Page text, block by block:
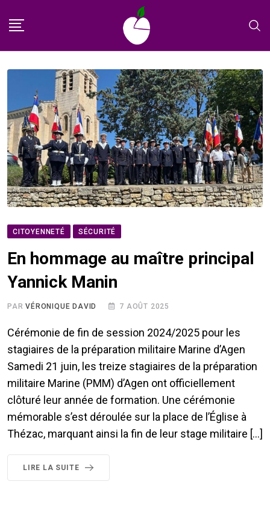
CITOYENNETÉ SÉCURITÉ
En hommage au maître principal
Yannick Manin
PARVÉRONIQUE DAVID 7 AOÛT 2025
Cérémonie de fin de session 2024/2025 pour les
stagiaires de la préparation militaire Marine d’Agen
Samedi 21 juin, les treize stagiaires de la préparation
militaire Marine (PMM) d’Agen ont officiellement
clôturé leur année de formation. Une cérémonie
mémorable s’est déroulée sur la place de l’Église à
Thézac, marquant ainsi la fin de leur stage militaire […]
LIRE LA SUITE